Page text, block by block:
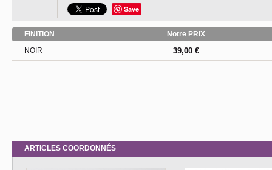
Save
FINITION
Notre PRIX
NOIR
39,00 €
ARTICLES COORDONNÉS